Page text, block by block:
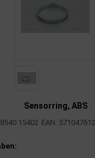
Sensorring, ABS
15402 EAN: